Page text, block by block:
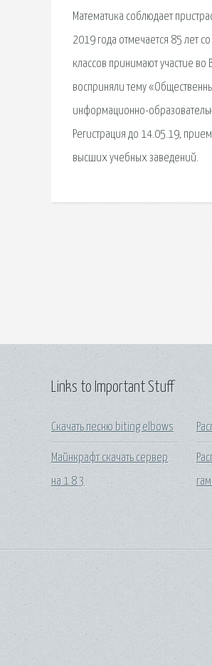
Математика соблюдает
2019 года отмечается 85 лет
классов принимают участие
восприняли тему
информационно-
Регистрация до 14.05.19,
высших учебных заведений.
Links to Important Stuff
Скачать песню biting elbows
Майнкрафт скачать сервер
на 1 8 3